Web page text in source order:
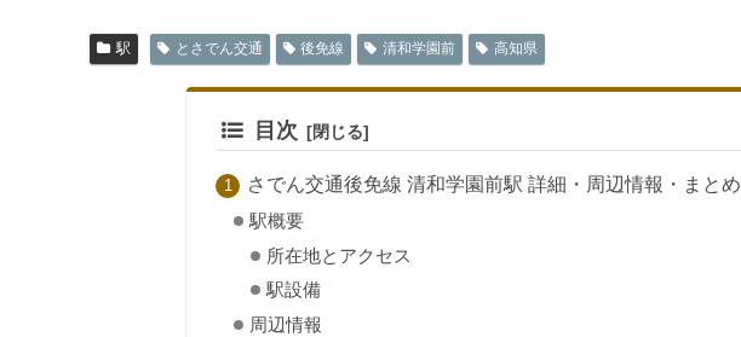
駅 とさでん交通 後免線 清和学園前 高知県
目次
さでん交通後免線 清和学園前駅 詳細・周辺情報・まとめ
駅概要
所在地とアクセス
駅設備
周辺情報